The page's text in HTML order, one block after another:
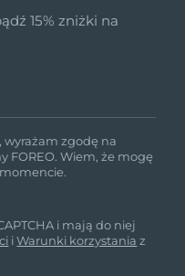
15% zniżki na
wyrażam zgodę na
Wiem, że mogę
i mają do niej
iWarunki korzystania z